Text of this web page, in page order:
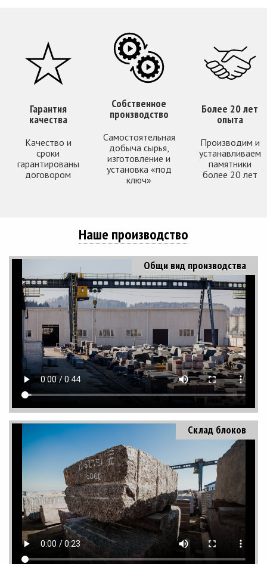
Гарантия
качества
Качество и
сроки
гарантированы
договором
Собственное
производство
Самостоятельная
добыча сырья,
изготовление и
установка «под
ключ»
Более 20 лет
опыта
Производим и
устанавливаем
памятники
более 20 лет
Наше производство
Общи вид производства
Склад блоков